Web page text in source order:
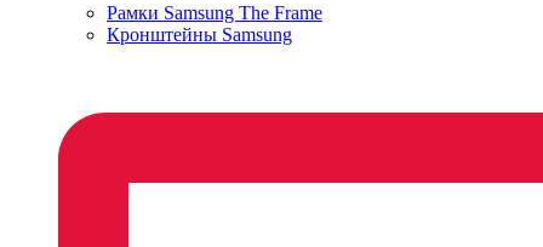
Рамки Samsung The Frame
Кронштейны Samsung